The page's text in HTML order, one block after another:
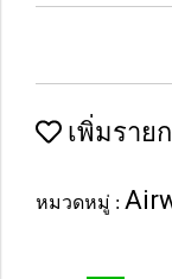
เพิ่มราย
หมวดหมู่ :